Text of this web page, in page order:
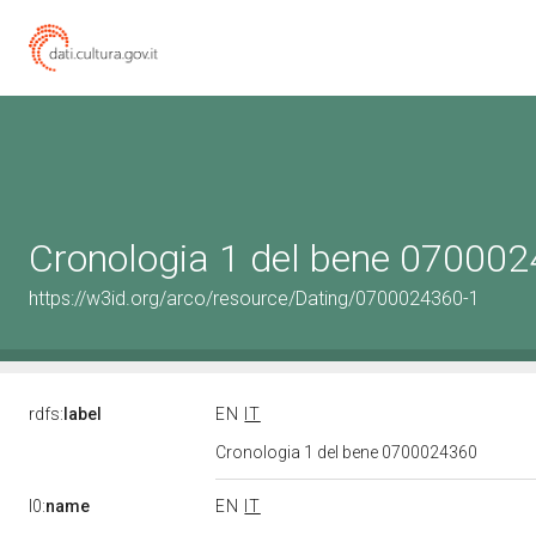
Cronologia 1 del bene
https://w3id.org/arco/resource/Dating/0700024360-1
rdfs: label EN
IT
Cronologia 1 del bene 0700024360
l0:name EN
IT